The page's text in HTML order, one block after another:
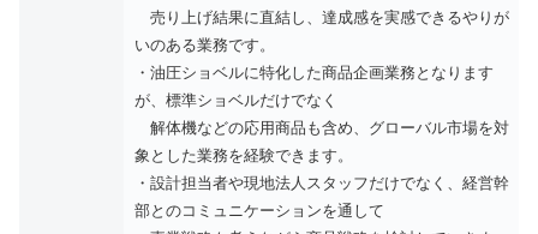
売り上げ結果に直結し、達成感を実感できるやりが
いのある業務です。
・油圧ショベルに特化した商品企画業務となります
が、標準ショベルだけでなく
解体機などの応用商品も含め、グローバル市場を対
象とした業務を経験できます。
・設計担当者や現地法人スタッフだけでなく、経営幹
部とのコミュニケーションを通して